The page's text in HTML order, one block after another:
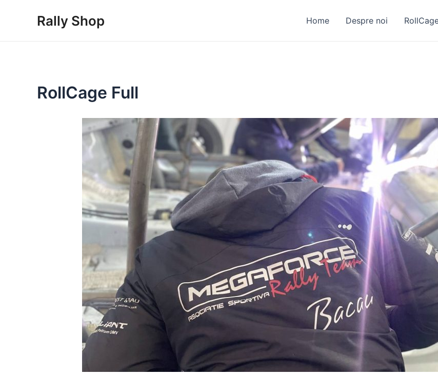
Rally Shop Home Despre noi
RollCage Full